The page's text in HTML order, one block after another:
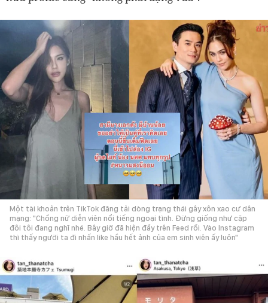
Một tài khoản trên TikTok đăng tải dòng trạng thái gây xôn xao cư dân
mạng: "Chồng nữ diễn viên nổi tiếng ngoại tình. Đừng giống như cặp
đôi tôi đang nghĩ nhé. Bây giờ đã hiện đầy trên Feed rồi. Vào Instagram
thì thấy người ta đi nhấn like hầu hết ảnh của em sinh viên ấy luôn"